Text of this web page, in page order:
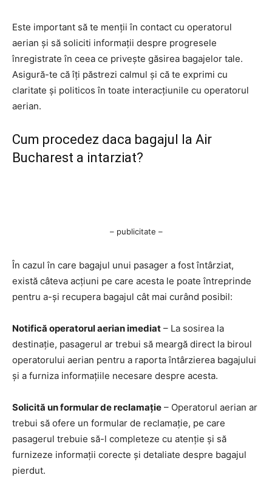
Este important să te menții în contact cu operatorul
aerian și să soliciti informații despre progresele
înregistrate în ceea ce privește găsirea bagajelor tale.
Asigură-te că îți păstrezi calmul și că te exprimi cu
claritate și politicos în toate interacțiunile cu operatorul
aerian.
Cum procedez daca bagajul la Air
Bucharest a intarziat?
– publicitate –
În cazul în care bagajul unui pasager a fost întârziat,
există câteva acțiuni pe care acesta le poate întreprinde
pentru a-și recupera bagajul cât mai curând posibil:
Notifică operatorul aerian imediat – La sosirea la
destinație, pasagerul ar trebui să meargă direct la biroul
operatorului aerian pentru a raporta întârzierea bagajului
și a furniza informațiile necesare despre acesta.
Solicită un formular de reclamație – Operatorul aerian ar
trebui să ofere un formular de reclamație, pe care
pasagerul trebuie să-l completeze cu atenție și să
furnizeze informații corecte și detaliate despre bagajul
pierdut.